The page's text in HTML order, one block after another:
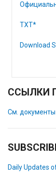
TXT*
Download
ССЫЛКИ
См.
Daily Updates